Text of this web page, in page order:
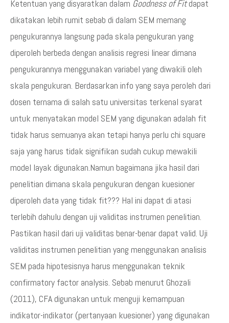
Ketentuan yang disyaratkan dalam Goodness of Fitdapat
dikatakan lebih rumit sebab di dalam SEM memang
pengukurannya langsung pada skala pengukuran yang
diperoleh berbeda dengan analisis regresi linear dimana
pengukurannya menggunakan variabel yang diwakili oleh
skala pengukuran. Berdasarkan info yang saya peroleh dari
dosen ternama di salah satu universitas terkenal syarat
untuk menyatakan model SEM yang digunakan adalah fit
tidak harus semuanya akan tetapi hanya perlu chi square
saja yang harus tidak signifikan sudah cukup mewakili
model layak digunakan.Namun bagaimana jika hasil dari
penelitian dimana skala pengukuran dengan kuesioner
diperoleh data yang tidak fit??? Hal ini dapat di atasi
terlebih dahulu dengan uji validitas instrumen penelitian.
Pastikan hasil dari uji validitas benar-benar dapat valid. Uji
validitas instrumen penelitian yang menggunakan analisis
SEM pada hipotesisnya harus menggunakan teknik
confirmatory factor analysis. Sebab menurut Ghozali
(2011), CFA digunakan untuk menguji kemampuan
indikator-indikator (pertanyaan kuesioner) yang digunakan